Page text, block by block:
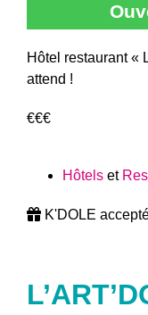
Hôtel restaurant «
attend !
€€€
Hôtels et
K'DOLE